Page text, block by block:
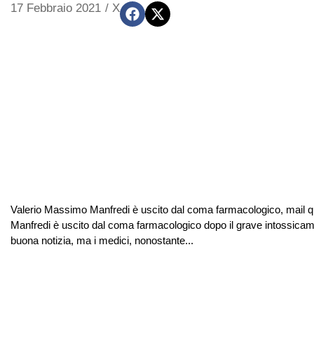
17 Febbraio 2021 / X
Valerio Massimo Manfredi è uscito dal coma farmacologico, mail
Manfredi è uscito dal coma farmacologico dopo il grave
buona notizia, ma i medici, nonostante...